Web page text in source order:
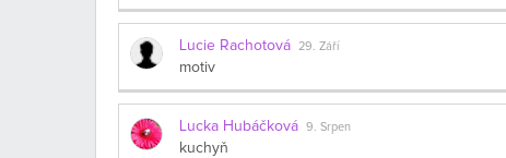
Lucie Rachotová 29. Září
motiv
Lucka Hubáčková 9. Srpen
kuchyň